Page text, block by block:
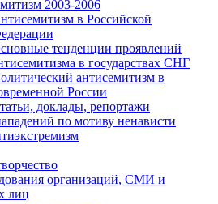
2003-2006
в Российской
тенденции проявлений
в государствах СНГ
антисемитизм в
России
доклады, репортажи
по мотиву ненависти
организаций, СМИ и
лиц